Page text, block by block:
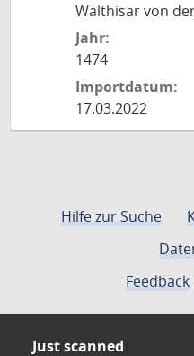
Walthisar von
Jahr:
1474
Importdatum:
17.03.2022
Hilfe zur Suche
Feedback
Just scanned